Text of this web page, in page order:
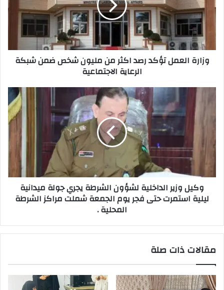
اكثر
شخص
ضمن
شبكة
وزارة العمل تؤكد رصد اكثر من مليون شخص ضمن شبكة
الرعاية الاجتماعية
وزير
يجري
ميدانية
ليلية
استمرت
حتى
الجمعة
مراكز
.
وكيل وزير الداخلية لشؤون الشرطة يجري جولة ميدانية
ليلية استمرت حتى فجر يوم الجمعة شملت مراكز الشرطة
المحلية .
مقالات ذات صلة